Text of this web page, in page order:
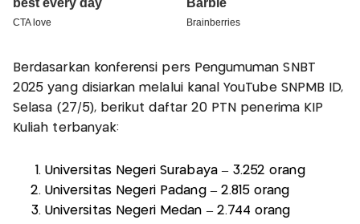
Berdasarkan konferensi pers Pengumuman SNBT
2025 yang disiarkan melalui kanal YouTube SNPMB ID,
Selasa (27/5), berikut daftar 20 PTN penerima KIP
Kuliah terbanyak:
Universitas Negeri Surabaya – 3.252 orang
Universitas Negeri Padang – 2.815 orang
Universitas Negeri Medan – 2.744 orang